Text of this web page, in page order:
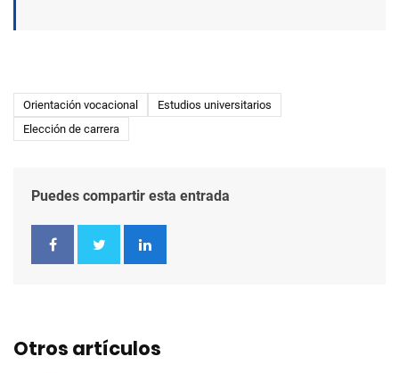
Orientación vocacional
Estudios universitarios
Elección de carrera
Puedes compartir esta entrada
Otros artículos